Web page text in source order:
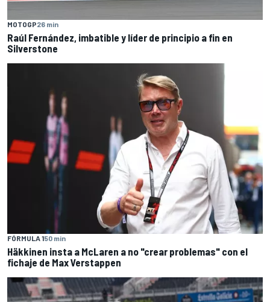
MOTOGP26 min
Raúl Fernández, imbatible y líder de principio a fin en
Silverstone
FÓRMULA 150 min
Häkkinen insta a McLaren a no "crear problemas" con el
fichaje de Max Verstappen